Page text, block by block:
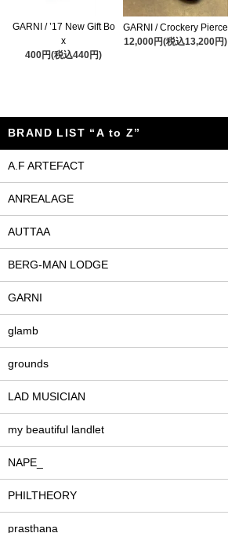
GARNI / ’17 New Gift Bo
x
400円(税込440円)
GARNI / Crockery Pierce
12,000円(税込13,200円)
BRAND LIST “A to Z”
A.F ARTEFACT
ANREALAGE
AUTTAA
BERG-MAN LODGE
GARNI
glamb
grounds
LAD MUSICIAN
my beautiful landlet
NAPE_
PHILTHEORY
prasthana